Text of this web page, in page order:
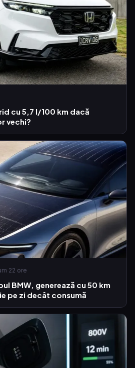
cu 5,7 l/100 km dacă
vechi?
22 ore
BMW, generează cu 50 km
pe zi decât consumă